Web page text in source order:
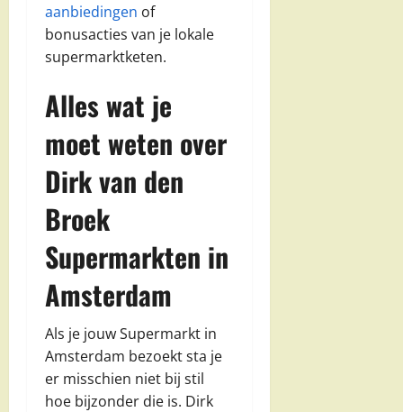
aanbiedingen of
bonusacties van je lokale
supermarktketen.
Alles wat je
moet weten over
Dirk van den
Broek
Supermarkten in
Amsterdam
Als je jouw Supermarkt in
Amsterdam bezoekt sta je
er misschien niet bij stil
hoe bijzonder die is. Dirk